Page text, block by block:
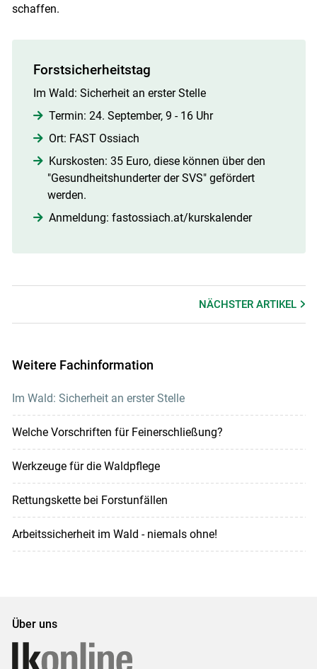
schaffen.
Forstsicherheitstag
Im Wald: Sicherheit an erster Stelle
Termin: 24. September, 9 - 16 Uhr
Ort: FAST Ossiach
Kurskosten: 35 Euro, diese können über den
"Gesundheitshunderter der SVS" gefördert
werden.
Anmeldung: fastossiach.at/​kurskalender​
NÄCHSTERARTIKEL
Weitere Fachinformation
Im Wald: Sicherheit an erster Stelle
Welche Vorschriften für Feinerschließung?
Werkzeuge für die Waldpflege
Rettungskette bei Forstunfällen
Arbeitssicherheit im Wald - niemals ohne!
Über uns